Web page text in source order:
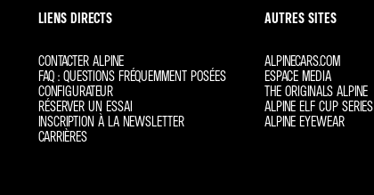
LIENS DIRECTS
CONTACTER ALPINE
FAQ : QUESTIONS FRÉQUEMMENT POSÉES
CONFIGURATEUR
RÉSERVER UN ESSAI
INSCRIPTION À LA NEWSLETTER
CARRIÈRES
AUTRES SITES
ALPINECARS.COM
ESPACE MEDIA
THE ORIGINALS ALPINE
ALPINE ELF CUP SERIES
ALPINE EYEWEAR